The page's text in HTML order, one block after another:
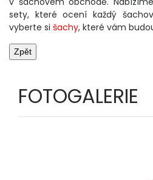
sety, které ocení každý
vyberte si šachy, které vám
FOTOGALERIE